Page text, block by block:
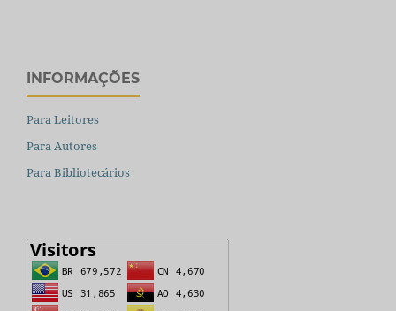
INFORMAÇÕES
Para Leitores
Para Autores
Para Bibliotecários